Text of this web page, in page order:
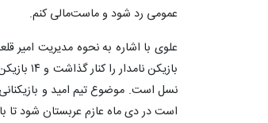
عمومی رد شود و ماست‌مالی کنم.
بازیکن
نسل است. موضوع تیم امید و بازیکنانی
است در دی ماه عازم عربستان شود تا